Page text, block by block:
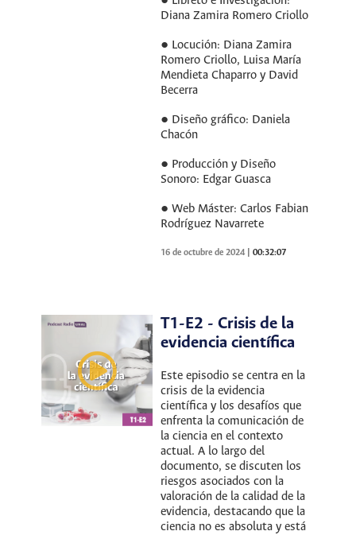
Diana Zamira Romero Criollo
● Locución: Diana Zamira
Romero Criollo, Luisa María
Mendieta Chaparro y David
Becerra
● Diseño gráfico: Daniela
Chacón
● Producción y Diseño
Sonoro: Edgar Guasca
● Web Máster: Carlos Fabian
Rodríguez Navarrete
16 de octubre de 2024 |00:32:07
T1-E2 - Crisis de la
evidencia científica
Este episodio se centra en la
crisis de la evidencia
científica y los desafíos que
enfrenta la comunicación de
la ciencia en el contexto
actual. A lo largo del
documento, se discuten los
riesgos asociados con la
valoración de la calidad de la
evidencia, destacando que la
ciencia no es absoluta y está